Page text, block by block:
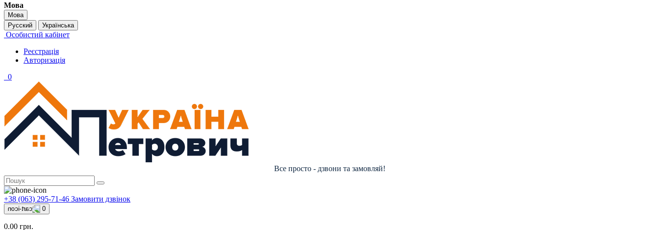
Мова
Мова
Русский
Українська
Особистий кабінет
Реєстрація
Авторизація
0
Все просто - дзвони та замовляй!
+38 (063) 295-71-46 Замовити дзвінок
0
0.00 грн.